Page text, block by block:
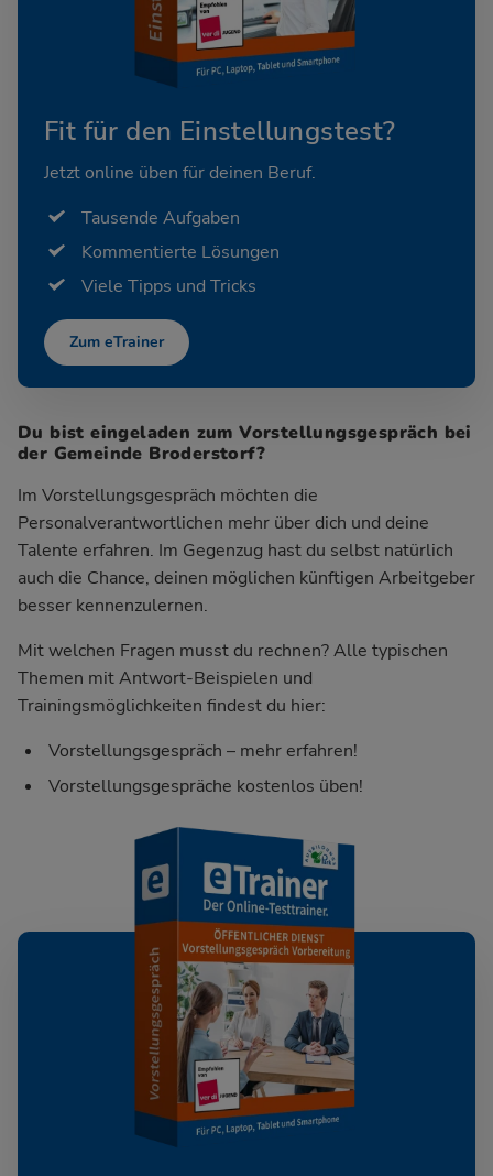
Fit für den Einstellungstest?
Jetzt online üben für deinen Beruf.
Tausende Aufgaben
Kommentierte Lösungen
Viele Tipps und Tricks
Zum eTrainer
Du bist eingeladen zum Vorstellungsgespräch bei
der Gemeinde Broderstorf?
Im Vorstellungsgespräch möchten die
Personalverantwortlichen mehr über dich und deine
Talente erfahren. Im Gegenzug hast du selbst natürlich
auch die Chance, deinen möglichen künftigen Arbeitgeber
besser kennenzulernen.
Mit welchen Fragen musst du rechnen? Alle typischen
Themen mit Antwort-Beispielen und
Trainingsmöglichkeiten findest du hier:
Vorstellungsgespräch – mehr erfahren!
Vorstellungsgespräche kostenlos üben!